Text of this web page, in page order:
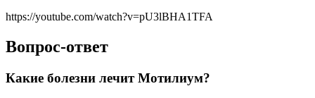
https://youtube.com/watch?v=pU3lBHA1TFA
Вопрос-ответ
Какие болезни лечит Мотилиум?